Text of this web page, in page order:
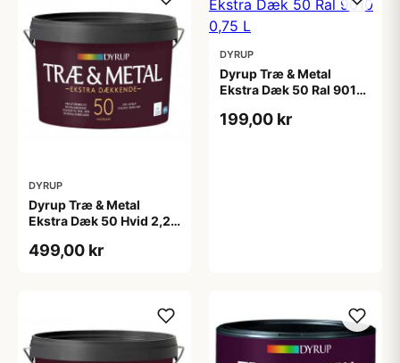
DYRUP
Dyrup Træ & Metal
Ekstra Dæk 50 Hvid 2,25
499,00 kr
DYRUP
Dyrup Træ & Metal
Ekstra Dæk 50 Ral 9010
199,00 kr